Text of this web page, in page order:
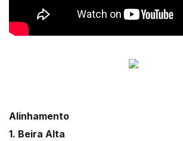
Alinhamento
1. Beira Alta